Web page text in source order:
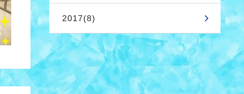
2017(8)